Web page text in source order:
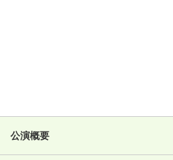
公演概要